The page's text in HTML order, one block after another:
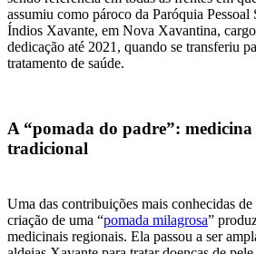
assumiu como pároco da Paróquia
Índios Xavante, em Nova Xavantina,
dedicação até 2021, quando se transferiu
tratamento de saúde.
A “pomada do padre”: medicina
tradicional
Uma das contribuições mais conhecidas
criação de uma “pomada milagrosa”
medicinais regionais. Ela passou a ser